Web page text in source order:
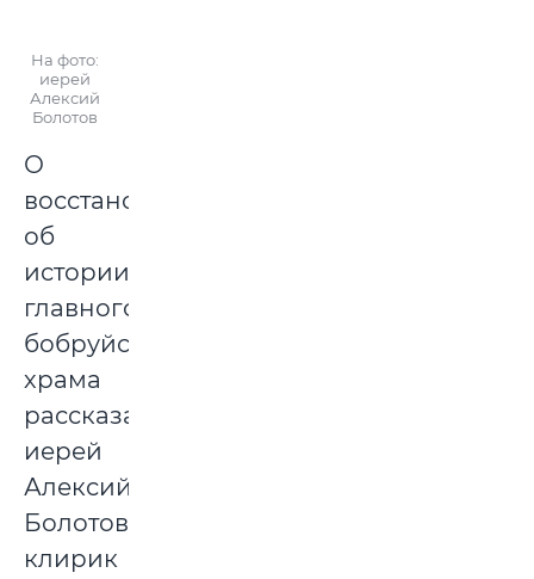
На фото:
иерей
Алексий
Болотов
О
восстановлении,
об
истории
главного
бобруйского
храма
рассказал
иерей
Алексий
Болотов,
клирик